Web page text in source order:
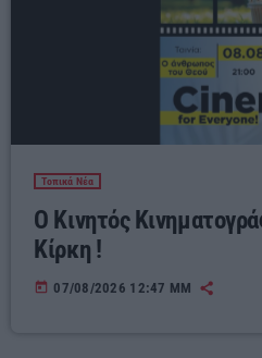
Τοπικά Νέα
Ο Κινητός
Κίρκη !
today 07/08/2026 12:47 ΜΜ